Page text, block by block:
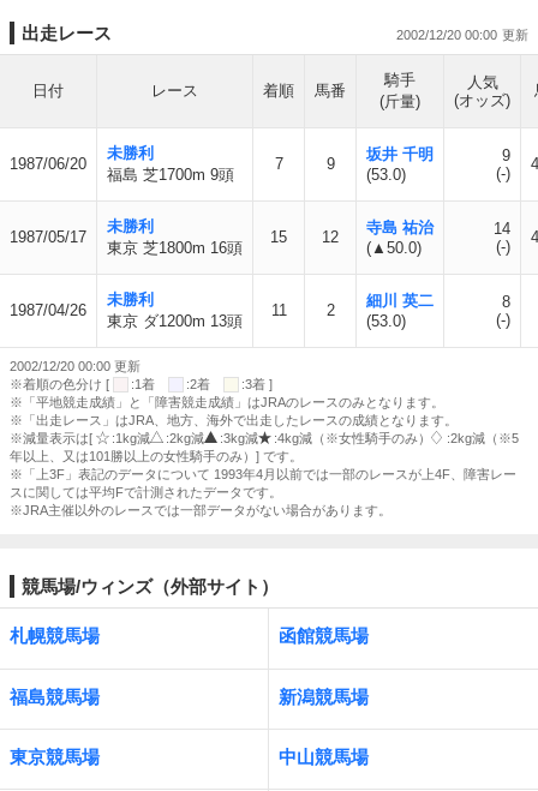
出走レース 2002/12/20 00:00
日付 レース 着順 馬番
騎手
(斤量)
人気
(オッズ)
1987/06/20
未勝利
福島 芝1700m 9頭
7 9
坂井 千明
(53.0)
9
(-)
1987/05/17
未勝利
東京 芝1800m 16頭
15 12
寺島 祐治
(▲50.0)
14
(-)
1987/04/26
未勝利
東京 ダ1200m 13頭
11 2
細川 英二
(53.0)
8
(-)
2002/12/20 00:00 更新
※着順の色分け [
:1着 :2着
:3着 ]
※「平地競走成績」と「障害競走成績」はJRAのレースのみとなります。
※「出走レース」はJRA、地方、海外で出走したレースの成績となります。
※減量表示は[
:1kg減 :2kg減 :3kg減 :4kg減（※女性騎手のみ）
:2kg減（※5
年以上、又は101勝以上の女性騎手のみ）] です。
※「上3F」表記のデータについて 1993年4月以前では一部のレースが上4F、障害レー
スに関しては平均Fで計測されたデータです。
※JRA主催以外のレースでは一部データがない場合があります。
競馬場/ウィンズ（外部サイト）
札幌競馬場 函館競馬場
福島競馬場 新潟競馬場
東京競馬場 中山競馬場